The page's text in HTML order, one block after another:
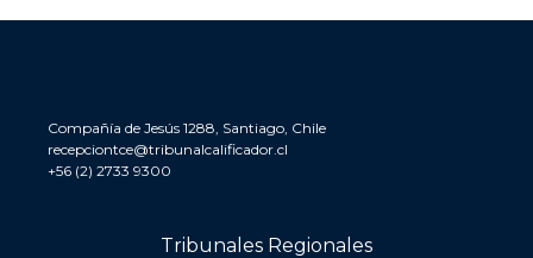
Compañía de Jesús 1288, Santiago, Chile
recepciontce@tribunalcalificador.cl
+56 (2) 2733 9300
Tribunales Regionales